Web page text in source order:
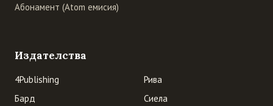
Абонамент (Atom емисия)
Издателства
4Publishing
Бард
Рива
Сиела